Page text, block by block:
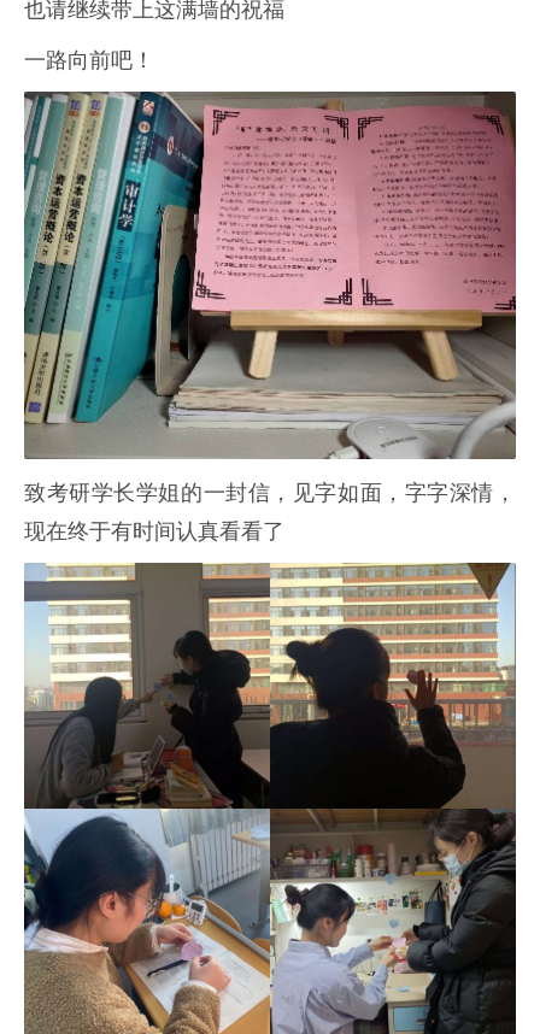
也请继续带上这满墙的祝福
一路向前吧！
致考研学长学姐的一封信，见字如面，字字深情，
现在终于有时间认真看看了